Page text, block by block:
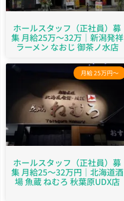
ホールスタッフ（正社員）募
集 月給25万～32万｜新潟発祥
ラーメン なおじ 御茶ノ水店
月給 25万円～
ホールスタッフ（正社員）募
集 月給25～32万円｜北海道酒
場 魚蔵 ねむろ 秋葉原UDX店